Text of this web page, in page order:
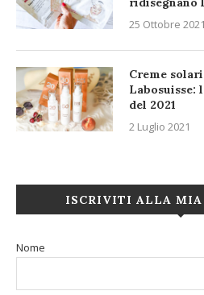
25 Ottobre 2021
Creme
del 2021
2 Luglio 2021
ISCRIVITI ALLA MIA
Nome